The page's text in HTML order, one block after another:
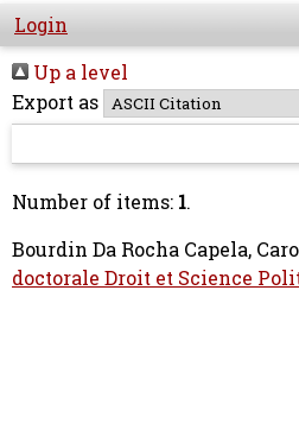
Login
Up a level
Export as
Number of items: 1.
Bourdin Da Rocha Capela,
doctorale Droit et Science